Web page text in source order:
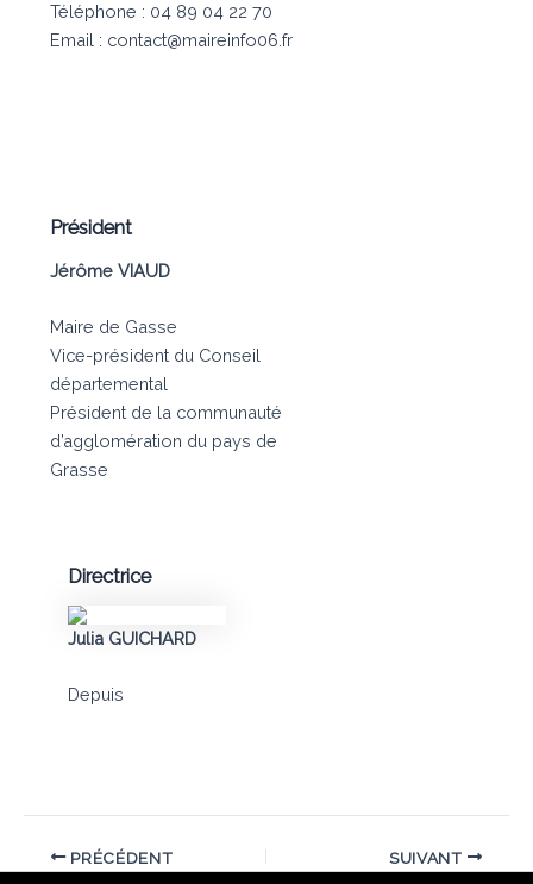
Téléphone : 04 89 04 22 70
Email : contact@maireinfo06.fr
Président
Jérôme VIAUD
Maire de Gasse
Vice-président du Conseil
départemental
Président de la communauté
d’agglomération du pays de
Grasse
Directrice
Julia GUICHARD
Depuis
PRÉCÉDENT SUIVANT